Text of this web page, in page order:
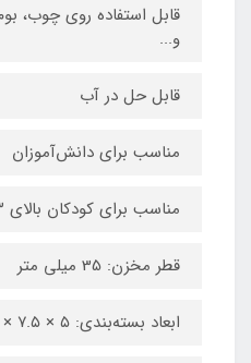
قابل استفاده روی چوب،
و...
قابل حل در آب
مناسب برای دانش‌آموزان
مناسب برای کودکان بالای ۳ سال
قطر مخزن: 35 میلی متر
ابعاد بسته‌بندی: ۵ × ۷.۵ × ۲۲ سانتی‌متر